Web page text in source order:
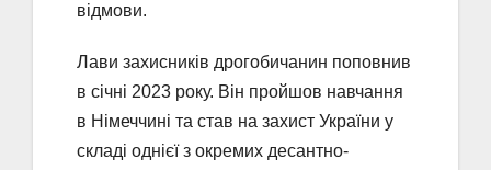
відмови.
Лави захисників дрогобичанин поповнив
в січні 2023 року. Він пройшов навчання
в Німеччині та став на захист України у
складі однієї з окремих десантно-